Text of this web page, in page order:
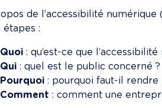
de l’accessibilité numérique
étapes :
Quoi : qu’est-ce que
Qui : quel est le public concerné ?
Pourquoi : pourquoi faut-il rendre
Comment : comment une